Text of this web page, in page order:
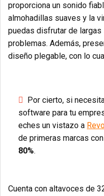
proporciona un sonido
almohadillas suaves y la
puedas disfrutar de
problemas. Además,
diseño plegable, con lo
Por cierto, si
software para tu
eches un vistazo a
de primeras marcas
80%.
Cuenta con altavoces de